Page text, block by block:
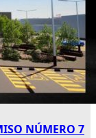
NÚMERO 7